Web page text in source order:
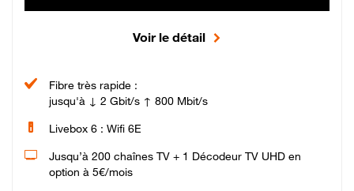
Voir le détail
Fibre très rapide :
jusqu'à ↓ 2 Gbit/s ↑ 800 Mbit/s
Livebox 6 : Wifi 6E
Jusqu’à 200 chaînes TV + 1 Décodeur TV UHD en
option à 5€/mois